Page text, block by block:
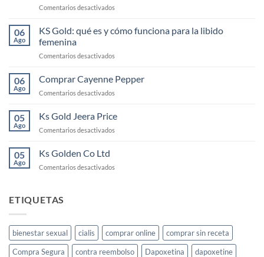
Comentarios desactivados
el
la
femenina
cómo
06
Ago
KS Gold: qué es y cómo funciona para la libido
femenina
Comentarios desactivados
Gold:
es
cómo
06
Ago
Comprar Cayenne Pepper
Comentarios desactivados
05
Ago
Ks Gold Jeera Price
Comentarios desactivados
Price
05
Ago
Ks Golden Co Ltd
Comentarios desactivados
ETIQUETAS
bienestar sexual cialis comprar online
comprar sin receta
Compra Segura
contra reembolso Dapoxetina
dapoxetine